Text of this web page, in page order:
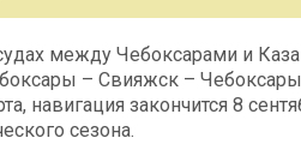
между Чебоксарами и
– Свияжск –
навигация закончится 8
сезона.